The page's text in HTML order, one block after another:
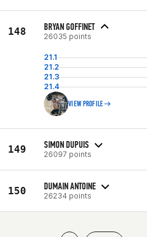
148 BRYAN GOFFINET
26035 points
21.1
21.2
21.3
21.4
VIEW PROFILE
149 SIMON DUPUIS
26097 points
150 DUMAIN ANTOINE
26234 points